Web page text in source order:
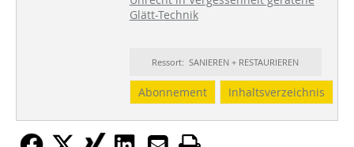
Glätt-Technik
Ressort: SANIEREN + RESTAURIEREN
Abonnement Inhaltsverzeichnis